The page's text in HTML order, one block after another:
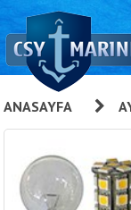
ANASAYFA »